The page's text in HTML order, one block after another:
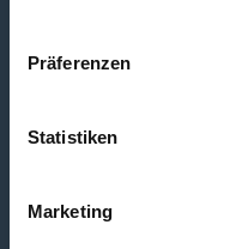
Präferenzen
Statistiken
Marketing